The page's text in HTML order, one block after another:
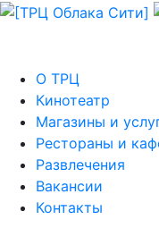
О ТРЦ
Кинотеатр
Магазины и
Рестораны и
Развлечения
Вакансии
Контакты